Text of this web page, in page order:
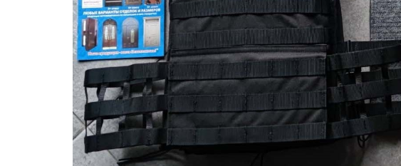
Форум про двери, бронедвери и замки
Испытания бронедвери и замков
1) Про нас, бронедвері від виробника
Київ, бронедвері з якісним замком.
Качественные бронедвери цена-качество.
Ціна на бронедвері.
2) Акції на бронедвері, від виробника.
Акции на бронедвери. Sale stell doors.
Якісні та надійні бронедвері ціна-якість.